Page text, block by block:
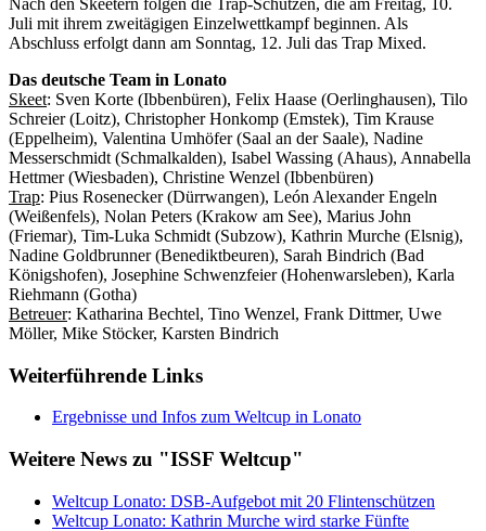
Juli mit ihrem zweitägigen Einzelwettkampf beginnen. Als
Abschluss erfolgt dann am Sonntag, 12. Juli das Trap Mixed.
Das deutsche Team in Lonato
Skeet: Sven Korte (Ibbenbüren), Felix Haase (Oerlinghausen), Tilo
Schreier (Loitz), Christopher Honkomp (Emstek), Tim Krause
(Eppelheim), Valentina Umhöfer (Saal an der Saale), Nadine
Messerschmidt (Schmalkalden), Isabel Wassing (Ahaus), Annabella
Hettmer (Wiesbaden), Christine Wenzel (Ibbenbüren)
Trap: Pius Rosenecker (Dürrwangen), León Alexander Engeln
(Weißenfels), Nolan Peters (Krakow am See), Marius John
(Friemar), Tim-Luka Schmidt (Subzow), Kathrin Murche (Elsnig),
Nadine Goldbrunner (Benediktbeuren), Sarah Bindrich (Bad
Königshofen), Josephine Schwenzfeier (Hohenwarsleben), Karla
Riehmann (Gotha)
Betreuer: Katharina Bechtel, Tino Wenzel, Frank Dittmer, Uwe
Möller, Mike Stöcker, Karsten Bindrich
Weiterführende Links
Ergebnisse und Infos zum Weltcup in Lonato
Weitere News zu "ISSF Weltcup"
Weltcup Lonato: DSB-Aufgebot mit 20 Flintenschützen
Weltcup Lonato: Kathrin Murche wird starke Fünfte